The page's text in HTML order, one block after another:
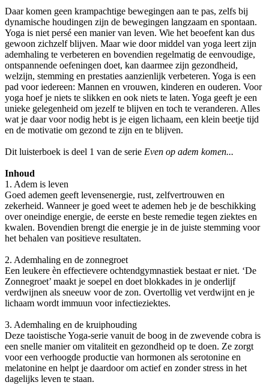
Daar komen geen krampachtige bewegingen aan te pas, zelfs bij
dynamische houdingen zijn de bewegingen langzaam en spontaan.
Yoga is niet persé een manier van leven. Wie het beoefent kan dus
gewoon zichzelf blijven. Maar wie door middel van yoga leert zijn
ademhaling te verbeteren en bovendien regelmatig de eenvoudige,
ontspannende oefeningen doet, kan daarmee zijn gezondheid,
welzijn, stemming en prestaties aanzienlijk verbeteren. Yoga is een
pad voor iedereen: Mannen en vrouwen, kinderen en ouderen. Voor
yoga hoef je niets te slikken en ook niets te laten. Yoga geeft je een
unieke gelegenheid om jezelf te blijven en toch te veranderen. Alles
wat je daar voor nodig hebt is je eigen lichaam, een klein beetje tijd
en de motivatie om gezond te zijn en te blijven.
Dit luisterboek is deel 1 van de serie Even op adem komen...
Inhoud
1. Adem is leven
Goed ademen geeft levensenergie, rust, zelfvertrouwen en
zekerheid. Wanneer je goed weet te ademen heb je de beschikking
over oneindige energie, de eerste en beste remedie tegen ziektes en
kwalen. Bovendien brengt die energie je in de juiste stemming voor
het behalen van positieve resultaten.
2. Ademhaling en de zonnegroet
Een leukere èn effectievere ochtendgymnastiek bestaat er niet. ‘De
Zonnegroet’ maakt je soepel en doet blokkades in je onderlijf
verdwijnen als sneeuw voor de zon. Overtollig vet verdwijnt en je
lichaam wordt immuun voor infectieziektes.
3. Ademhaling en de kruiphouding
Deze taoistische Yoga-serie vanuit de boog in de zwevende cobra is
een snelle manier om vitaliteit en gezondheid op te doen. Ze zorgt
voor een verhoogde productie van hormonen als serotonine en
melatonine en helpt je daardoor om actief en zonder stress in het
dagelijks leven te staan.